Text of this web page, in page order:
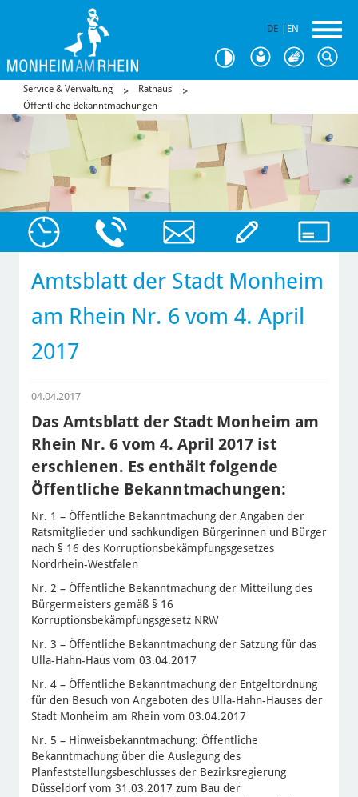
DE EN
Service & Verwaltung
Rathaus
Öffentliche Bekanntmachungen
Amtsblatt der Stadt Monheim
am Rhein Nr. 6 vom 4. April
2017
04.04.2017
Das Amtsblatt der Stadt Monheim am
Rhein Nr. 6 vom 4. April 2017 ist
erschienen. Es enthält folgende
Öffentliche Bekanntmachungen:
Nr. 1 – Öffentliche Bekanntmachung der Angaben der
Ratsmitglieder und sachkundigen Bürgerinnen und Bürger
nach § 16 des Korruptionsbekämpfungsgesetzes
Nordrhein-Westfalen
Nr. 2 – Öffentliche Bekanntmachung der Mitteilung des
Bürgermeisters gemäß § 16
Korruptionsbekämpfungsgesetz NRW
Nr. 3 – Öffentliche Bekanntmachung der Satzung für das
Ulla-Hahn-Haus vom 03.04.2017
Nr. 4 – Öffentliche Bekanntmachung der Entgeltordnung
für den Besuch von Angeboten des Ulla-Hahn-Hauses der
Stadt Monheim am Rhein vom 03.04.2017
Nr. 5 – Hinweisbekanntmachung: Öffentliche
Bekanntmachung über die Auslegung des
Planfeststellungsbeschlusses der Bezirksregierung
Düsseldorf vom 31.03.2017 zum Bau der